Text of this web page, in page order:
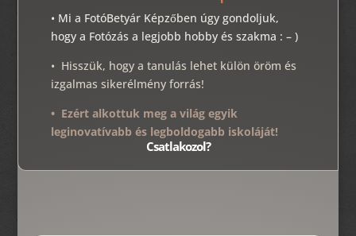
• Mi a FotóBetyár Képzőben úgy gondoljuk,
hogy a Fotózás a legjobb hobby és szakma : – )
• Hisszük, hogy a tanulás lehet külön öröm és
izgalmas sikerélmény forrás!
• Ezért alkottuk meg a világ egyik
leginovatívabb és legboldogabb iskoláját!
Csatlakozol?